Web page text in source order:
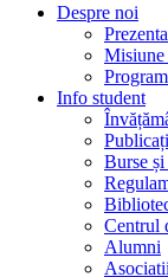
Despre noi
Info student
Burse
Centrul
Alumni